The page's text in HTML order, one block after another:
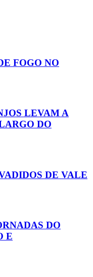
FOGO NO
LEVAM A
DO
DE VALE
DO
E